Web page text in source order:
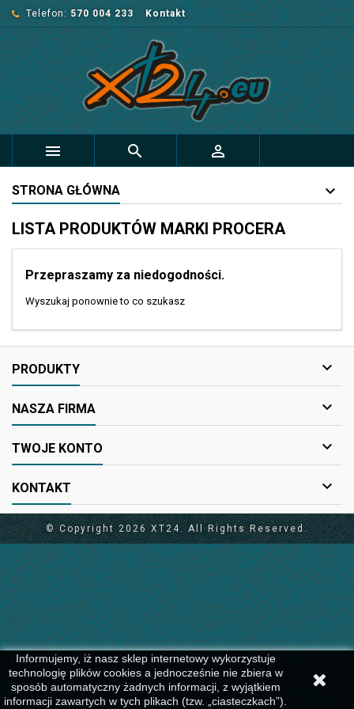
Telefon: 570 004 233 Kontakt
  
STRONA GŁÓWNA
LISTA PRODUKTÓW MARKI PROCERA
Przepraszamy za niedogodności.
Wyszukaj ponownie to co szukasz
PRODUKTY 
NASZA FIRMA 
TWOJE KONTO 
KONTAKT 
Informujemy, iż nasz sklep internetowy wykorzystuje
technologię plików cookies a jednocześnie nie zbiera w
sposób automatyczny żadnych informacji, z wyjątkiem
informacji zawartych w tych plikach (tzw. „ciasteczkach”).
© Copyright 2026 XT24. All Rights Reserved.